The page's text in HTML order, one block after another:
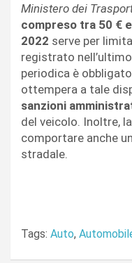
Ministero dei
compreso tra 50 €
2022 serve per
registrato
periodica è
ottempera a tale
sanzioni
del veicolo. Inoltre, la
comportare anche un
stradale.
Tags: Auto,